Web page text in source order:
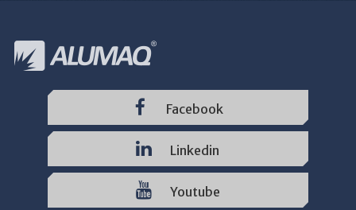
Facebook
Linkedin
Youtube